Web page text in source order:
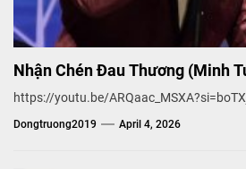
Nhận Chén Đau Thương (Minh
https://youtu.be/
Dongtruong2019 April 4, 2026